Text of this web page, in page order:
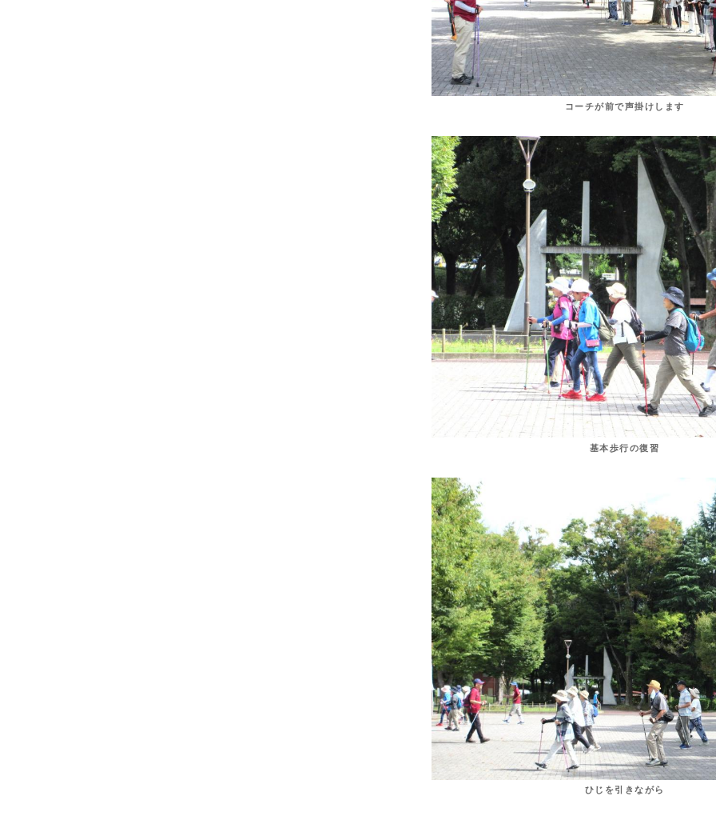
コーチが前で声掛けします
基本歩行の復習
ひじを引きながら